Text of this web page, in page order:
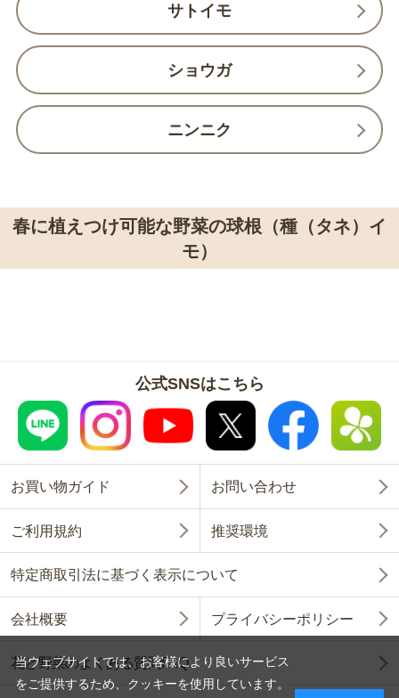
サトイモ
ショウガ
ニンニク
春に植えつけ可能な野菜の球根（種（タネ）イ
モ）
公式SNSはこちら
お買い物ガイド お問い合わせ
ご利用規約 推奨環境
特定商取引法に基づく表示について
会社概要 プライバシーポリシー
花と野菜のよくある質問FAQ
当ウェブサイトでは、お客様により良いサービス
をご提供するため、クッキーを使用しています。